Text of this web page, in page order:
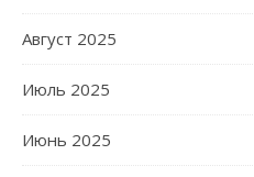
Август 2025
Июль 2025
Июнь 2025